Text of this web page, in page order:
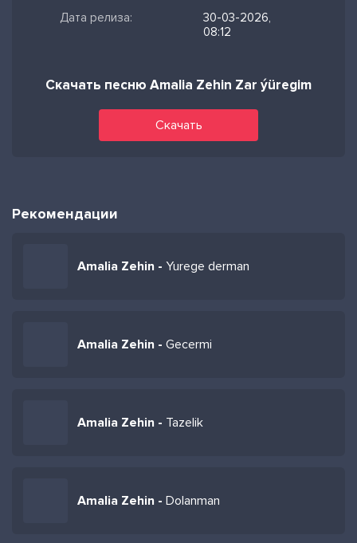
Дата релиза:
30-03-2026,
08:12
Скачать песню Amalia Zehin Zar ýüregim
Скачать
Рекомендации
Amalia Zehin - Yurege derman
Amalia Zehin - Gecermi
Amalia Zehin - Tazelik
Amalia Zehin - Dolanman